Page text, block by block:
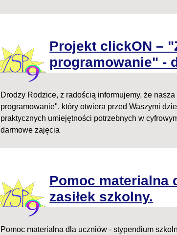
Projekt clickON –
programowanie" -
Drodzy Rodzice, z radością informujemy, że
programowanie", który otwiera przed Waszymi
praktycznych umiejętności potrzebnych w
darmowe zajęcia
Pomoc materialna
zasiłek szkolny.
Pomoc materialna dla uczniów - stypendium